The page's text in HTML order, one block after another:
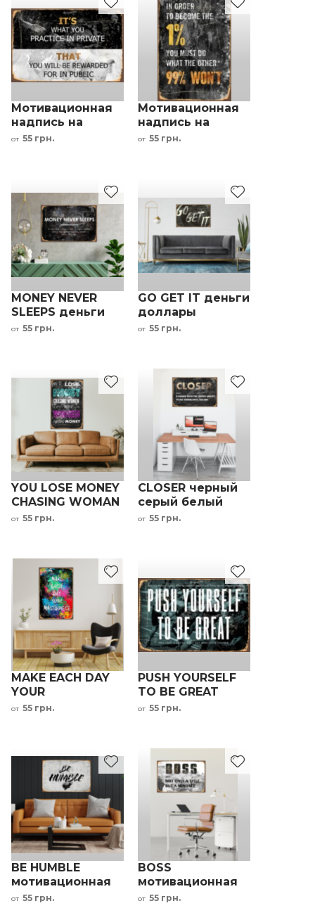
Мотивационная
надпись на
металле желтый
от 55 грн.
Мотивационная
надпись на
металле черный
от 55 грн.
MONEY NEVER
SLEEPS деньги
мотивационная
от 55 грн.
GO GET IT деньги
доллары
мотивационная
от 55 грн.
YOU LOSE MONEY
CHASING WOMAN
мотивационная
от 55 грн.
CLOSER черный
серый белый
мотивационная
от 55 грн.
MAKE EACH DAY
YOUR
MASTERPIECE
от 55 грн.
PUSH YOURSELF
TO BE GREAT
мотивационная
от 55 грн.
BE HUMBLE
мотивационная
надпись на
от 55 грн.
BOSS
мотивационная
надпись на
от 55 грн.